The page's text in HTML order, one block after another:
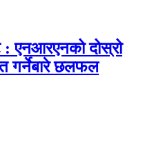
: एनआरएनको दोस्रो
गर्नेबारे छलफल